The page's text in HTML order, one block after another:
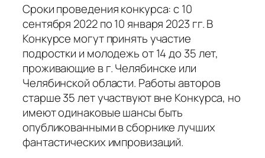
Сроки проведения конкурса: с 10
сентября 2022 по 10 января 2023 гг. В
Конкурсе могут принять участие
подростки и молодежь от 14 до 35 лет,
проживающие в г. Челябинске или
Челябинской области. Работы авторов
старше 35 лет участвуют вне Конкурса, но
имеют одинаковые шансы быть
опубликованными в сборнике лучших
фантастических импровизаций.